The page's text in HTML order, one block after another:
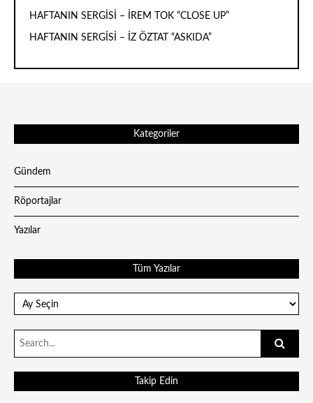
HAFTANIN SERGİSİ – İREM TOK “CLOSE UP”
HAFTANIN SERGİSİ – İZ ÖZTAT “ASKIDA”
Kategoriler
Gündem
Röportajlar
Yazılar
Tüm Yazılar
Tüm
Yazılar
Search
Takip Edin